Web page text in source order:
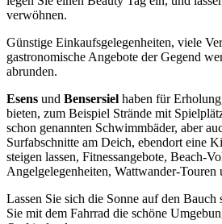
verwöhnen.
Günstige Einkaufsgelegenheiten, viele
gastronomische Angebote der Gegend
abrunden.
Esens und Bensersiel haben für
bieten, zum Beispiel Strände mit
schon genannten Schwimmbäder, aber
Surfabschnitte am Deich, ebendort eine
steigen lassen, Fitnessangebote, Beach-
Angelgelegenheiten, Wattwander-Touren
Lassen Sie sich die Sonne auf den Bauch
Sie mit dem Fahrrad die schöne